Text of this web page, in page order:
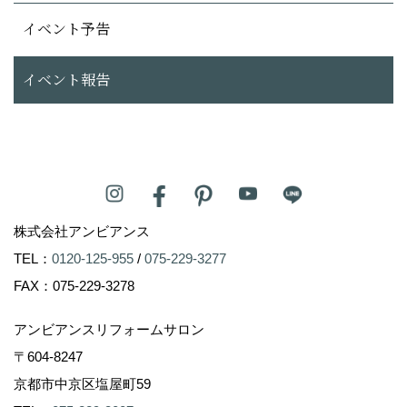
イベント予告
イベント報告
株式会社アンビアンス
TEL： 0120-125-955 / 075-229-3277
FAX：075-229-3278
アンビアンスリフォームサロン
〒604-8247
京都市中京区塩屋町59